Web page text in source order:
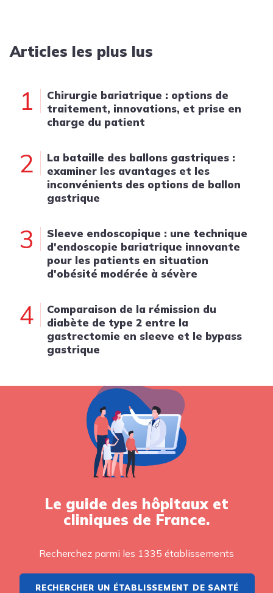
Articles les plus lus
1
Chirurgie bariatrique : options de
traitement, innovations, et prise en
charge du patient
2
La bataille des ballons gastriques :
examiner les avantages et les
inconvénients des options de ballon
gastrique
3
Sleeve endoscopique : une technique
d'endoscopie bariatrique innovante
pour les patients en situation
d'obésité modérée à sévère
4
Comparaison de la rémission du
diabète de type 2 entre la
gastrectomie en sleeve et le bypass
gastrique
Le guide des hôpitaux et
cliniques de France.
Recherchez parmi les 1335 établissements
RECHERCHER UN ÉTABLISSEMENT DE SANTÉ